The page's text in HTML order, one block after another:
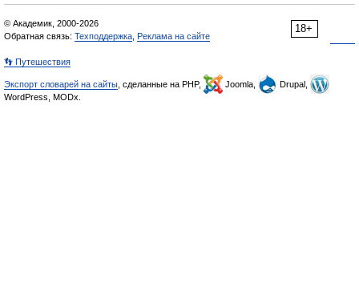
18+
© Академик, 2000-2026
Обратная связь: Техподдержка Реклама на сайте
👣 Путешествия
Экспорт словарей на сайты , сделанные на PHP, Joomla,
Drupal,
WordPress, MODx.